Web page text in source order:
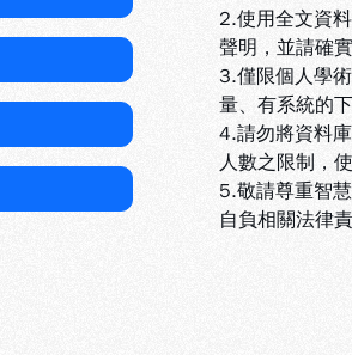
2.使用全文資
聲明，並請確實
3.僅限個人學
量、有系統的
4.請勿將資料
人數之限制，
5.敬請尊重智
自負相關法律